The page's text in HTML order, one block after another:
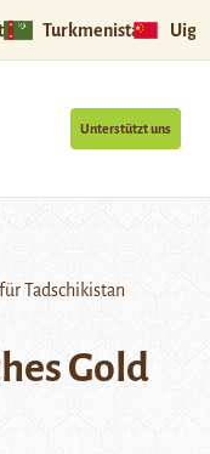
Turkmenistan
Unterstützt uns
Tadschikistan
Gold